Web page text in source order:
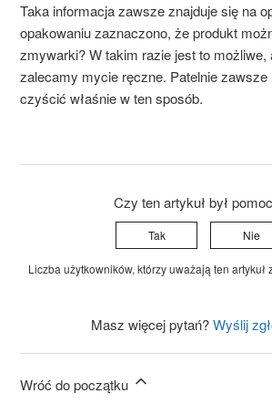
Taka informacja zawsze znajduje się na
opakowaniu zaznaczono, że produkt
zmywarki? W takim razie jest to możliwe,
zalecamy mycie ręczne. Patelniezawsze
czyścićwłaśniew tensposób.
Czy ten artykuł był
Tak Nie
Liczba użytkowników, którzy uważają ten artykuł
Masz więcej pytań?Wyślij
Wróć do początku